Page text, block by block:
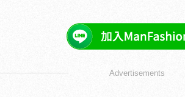
Advertisements